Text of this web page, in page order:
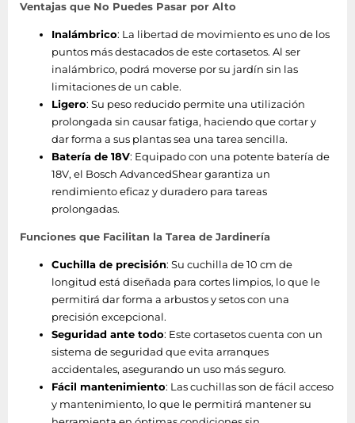
Ventajas que No Puedes Pasar por Alto
Inalámbrico: La libertad de movimiento es uno de los
puntos más destacados de este cortasetos. Al ser
inalámbrico, podrá moverse por su jardín sin las
limitaciones de un cable.
Ligero: Su peso reducido permite una utilización
prolongada sin causar fatiga, haciendo que cortar y
dar forma a sus plantas sea una tarea sencilla.
Batería de 18V: Equipado con una potente batería de
18V, el Bosch AdvancedShear garantiza un
rendimiento eficaz y duradero para tareas
prolongadas.
Funciones que Facilitan la Tarea de Jardinería
Cuchilla de precisión: Su cuchilla de 10 cm de
longitud está diseñada para cortes limpios, lo que le
permitirá dar forma a arbustos y setos con una
precisión excepcional.
Seguridad ante todo: Este cortasetos cuenta con un
sistema de seguridad que evita arranques
accidentales, asegurando un uso más seguro.
Fácil mantenimiento: Las cuchillas son de fácil acceso
y mantenimiento, lo que le permitirá mantener su